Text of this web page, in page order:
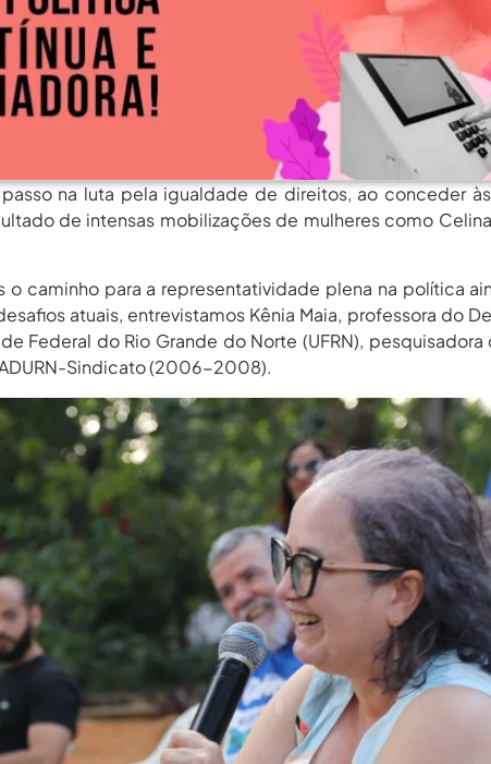
Cargos Em Institutos Federais...
Na Primeira Participação, PROIFES... agosto 6, 2026
Dos Profissionais De...
agosto 6, 2026
Na Primeira Participação, PROIFES... agosto 6, 2026
Dos Profissionais De...
58 Anos Da APUB... agosto 6, 2026
Cargos Em Institutos Federais... agosto 6, 2026
na luta pela igualdade de direitos, ao conceder
de intensas mobilizações de mulheres como
o caminho para a representatividade plena na política
atuais, entrevistamos Kênia Maia, professora do
Federal do Rio Grande do Norte (UFRN), pesquisadora
Sindicato (2006-2008).